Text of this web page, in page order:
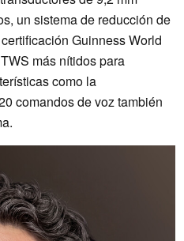
un sistema de reducción de
Guinness World
más nítidos para
como la
comandos de voz también